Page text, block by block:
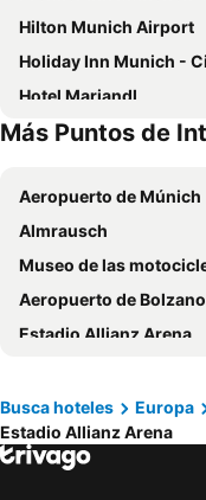
Hilton Munich Airport
Holiday Inn Munich - City Centre
Hotel Mariandl
Holiday Inn Munich - South
Ramada Encore by Wyndham Munich
Steigenberger Hotel
ACHAT Hotel München
Eurostars Grand
Hotel Daniel
Premier Inn München
Holiday Inn – the niu, Fury Aschheim
Hotel Sendlinger Tor
Más Puntos de
Aeropuerto de Múnich
Almrausch
Museo de las motocicletas y exposición del
Aeropuerto de Bolzano
Estadio Allianz Arena
Kieferngarten Metro
Freimann Metro Station
Garching Metro Station
Busca hoteles Europa
Estadio Allianz Arena